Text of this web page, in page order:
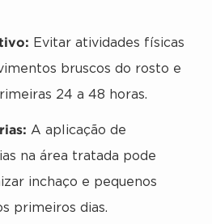
Evitar atividades físicas
bruscos do rosto e
24 a 48 horas.
A aplicação de
na área tratada pode
inchaço e pequenos
primeiros dias.